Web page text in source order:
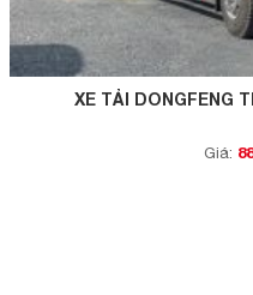
XE TẢI DONGFENG
Giá: